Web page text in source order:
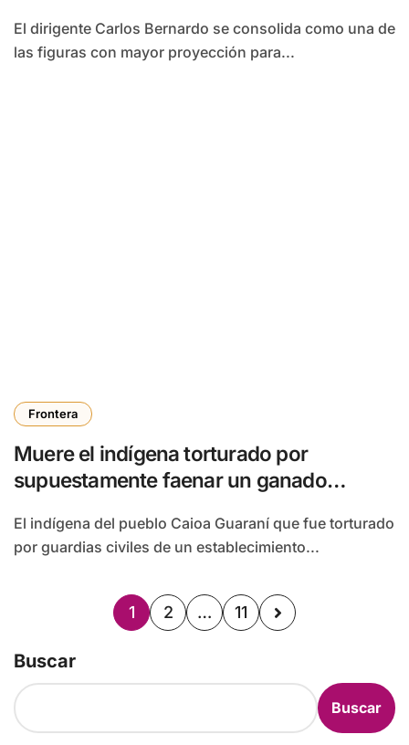
El dirigente Carlos Bernardo se consolida como una de
las figuras con mayor proyección para...
Frontera
Muere el indígena torturado por
supuestamente faenar un ganado
El indígena del pueblo Caioa Guaraní que fue torturado
por guardias civiles de un establecimiento...
1 2 … 11
Buscar
Buscar